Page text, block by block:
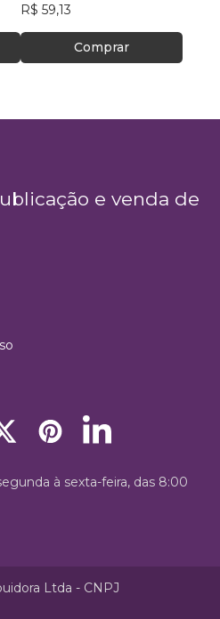
R$ 59,13
Comprar
e venda de
à sexta-feira, das 8:00
Ltda - CNPJ